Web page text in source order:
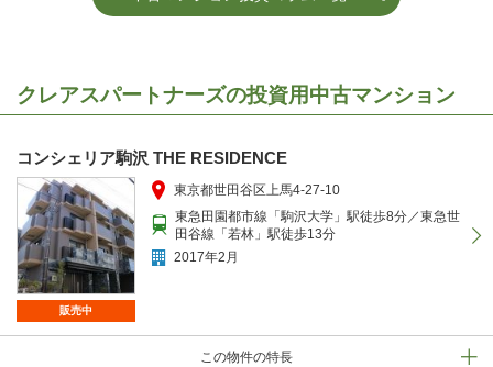
クレアスパートナーズの投資用中古マンション
コンシェリア駒沢 THE RESIDENCE
販売中
この物件の特長
東京都世田谷区上馬4-27-10
東急田園都市線「駒沢大学」駅徒歩8分／東急世
田谷線「若林」駅徒歩13分
2017年2月